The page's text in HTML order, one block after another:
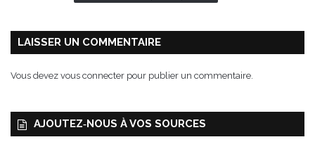
LAISSER UN COMMENTAIRE
Vous devez vous connecter pour publier un commentaire.
AJOUTEZ‑NOUS À VOS SOURCES